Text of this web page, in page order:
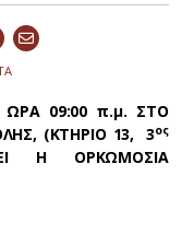
ΩΡΑ 09:00 π.μ. ΣΤΟ
(ΚΤΗΡΙΟ 13, 3ος
Η ΟΡΚΩΜΟΣΙΑ